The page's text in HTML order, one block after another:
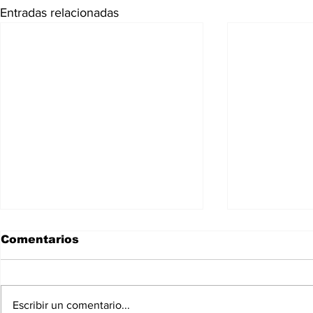
Entradas relacionadas
Comentarios
Escribir un comentario...